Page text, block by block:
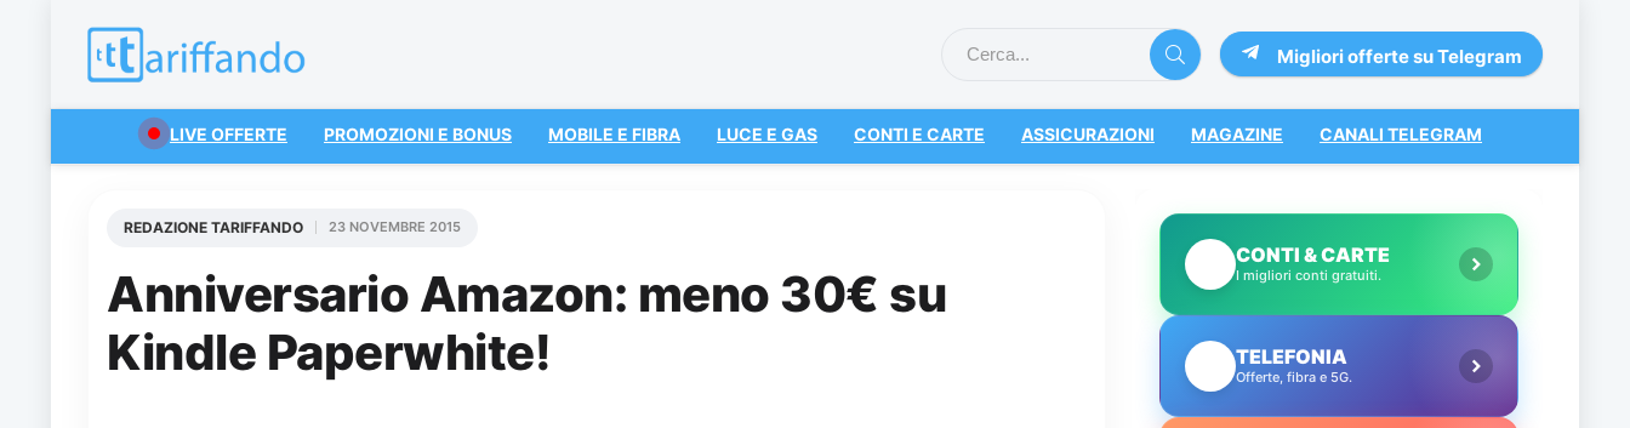
Migliori offerte su Telegram
LIVE OFFERTE PROMOZIONI E BONUS MOBILE E FIBRA LUCE E GAS CONTI E CARTE ASSICURAZIONI MAGAZINE CANALI TELEGRAM
Anniversario Amazon: meno 30€ su
Kindle Paperwhite!
REDAZIONE TARIFFANDO 23 NOVEMBRE 2015
CONTI & CARTE
I migliori conti gratuiti.
TELEFONIA
Offerte, fibra e 5G.